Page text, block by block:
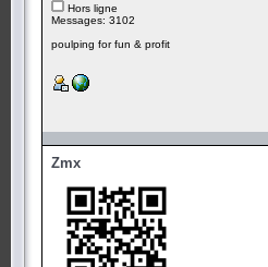
Hors ligne
Messages: 3102
poulping for fun & profit
Zmx